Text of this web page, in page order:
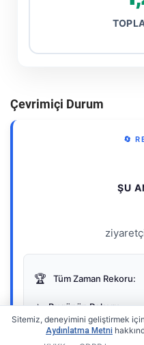
Çevrimiçi Durum
🔄
ŞU
🏆 Tüm Zaman Rekoru:
⭐ Bugünün Rekoru:
Sitemiz, deneyimini geliştirmek
Aydınlatma Metni